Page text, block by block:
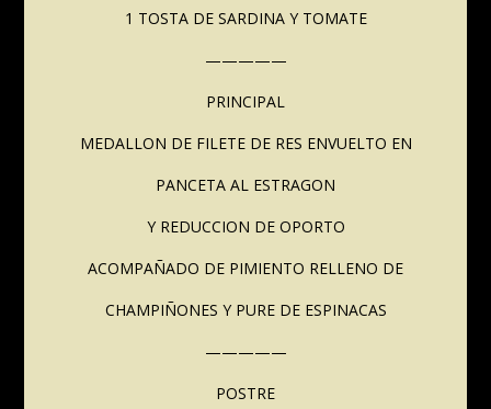
1 TOSTA DE SARDINA Y TOMATE
—————
PRINCIPAL
MEDALLON DE FILETE DE RES ENVUELTO EN
PANCETA AL ESTRAGON
Y REDUCCION DE OPORTO
ACOMPAÑADO DE PIMIENTO RELLENO DE
CHAMPIÑONES Y PURE DE ESPINACAS
—————
POSTRE